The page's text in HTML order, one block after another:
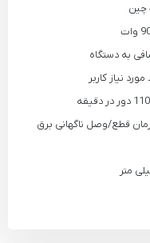
چین
به دستگاه
نیاز کاربر
قطع/وصل ناگهانی برق